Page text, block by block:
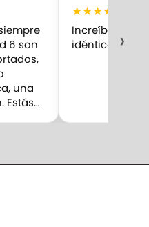
6 son
una
Estás…
★★★★
Increíble la
idéntica al
›